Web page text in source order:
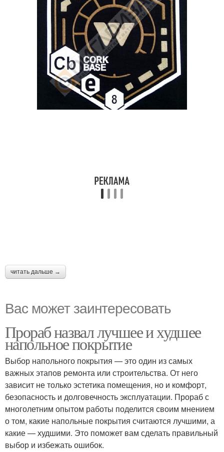
читать дальше →
Вас может заинтересовать
Прораб назвал лучшее и худшее
напольное покрытие
Выбор напольного покрытия — это один из самых
важных этапов ремонта или строительства. От него
зависит не только эстетика помещения, но и комфорт,
безопасность и долговечность эксплуатации. Прораб с
многолетним опытом работы поделится своим мнением
о том, какие напольные покрытия считаются лучшими, а
какие — худшими. Это поможет вам сделать правильный
выбор и избежать ошибок.